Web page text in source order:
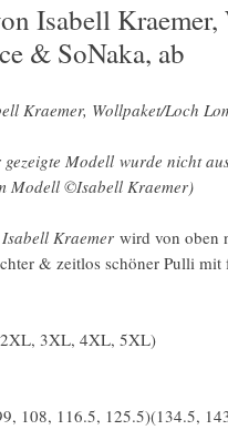
Isabell
& SoNaka, ab
Kraemer, Wollpaket/Loch
Modell wurde nicht
Modell ©Isabell Kraemer)
Kraemer wird von oben
& zeitlos schöner Pulli mit
3XL, 4XL, 5XL)
108, 116.5, 125.5)(134.5,